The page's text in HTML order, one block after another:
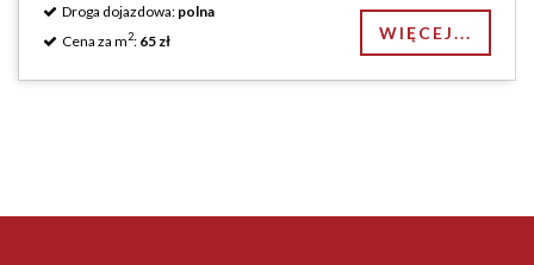
Droga dojazdowa: polna
Cena za m2: 65 zł WIĘCEJ...